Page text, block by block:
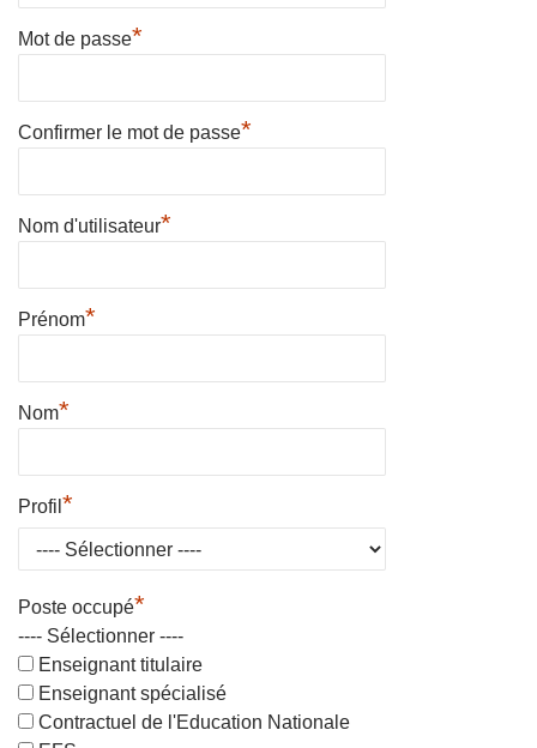
Mot de passe*
Confirmer le mot de passe*
Nom d'utilisateur*
Prénom*
Nom*
Profil *
Poste occupé*
---- Sélectionner ----
Enseignant titulaire
Enseignant spécialisé
Contractuel de l'Education Nationale